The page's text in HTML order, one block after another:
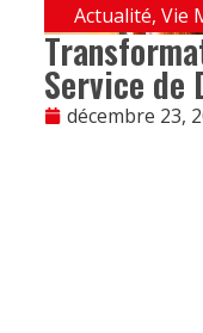
Actualité, Vie
Service de
décembre 23,